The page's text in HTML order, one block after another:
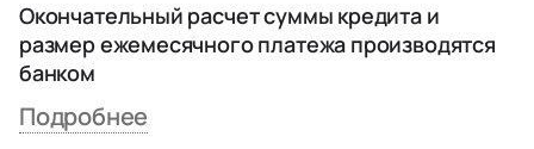
Окончательный расчет суммы кредита и
размер ежемесячного платежа производятся
банком
Подробнее